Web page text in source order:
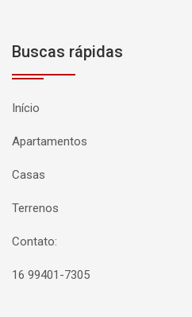
Buscas rápidas
Início
Apartamentos
Casas
Terrenos
Contato:
16 99401-7305